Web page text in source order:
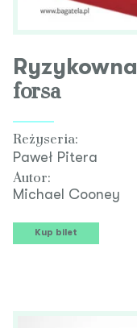
Ryzykowna
forsa
Reżyseria:
Paweł Pitera
Autor:
Michael Cooney
Kup bilet